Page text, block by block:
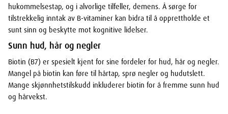
hukommelsestap, og i alvorlige tilfeller, demens. Å sørge for
tilstrekkelig inntak av B-vitaminer kan bidra til å opprettholde et
sunt sinn og beskytte mot kognitive lidelser.
Sunn hud, hår og negler
Biotin (B7) er spesielt kjent for sine fordeler for hud, hår og negler.
Mangel på biotin kan føre til hårtap, sprø negler og hudutslett.
Mange skjønnhetstilskudd inkluderer biotin for å fremme sunn hud
og hårvekst.